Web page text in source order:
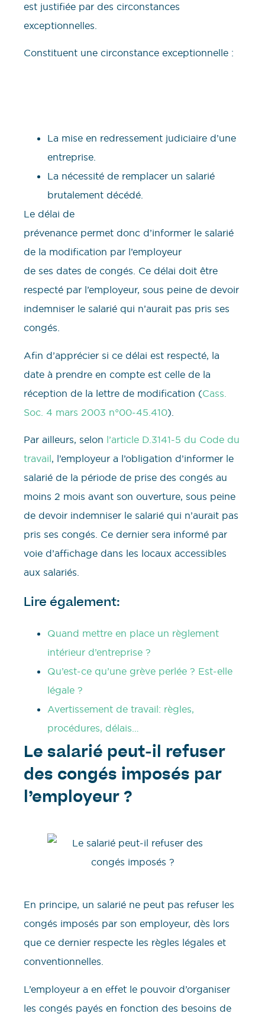
est justifiée par des circonstances
exceptionnelles.
Constituent une circonstance exceptionnelle :
La mise en redressement judiciaire d’une
entreprise.
La nécessité de remplacer un salarié
brutalement décédé.
Le délai de
prévenance permet donc d’informer le salarié
de la modification par l’employeur
de ses dates de congés. Ce délai doit être
respecté par l’employeur, sous peine de devoir
indemniser le salarié qui n’aurait pas pris ses
congés.
Afin d’apprécier si ce délai est respecté, la
date à prendre en compte est celle de la
réception de la lettre de modification (Cass.
Soc. 4 mars 2003 n°00-45.410).
Par ailleurs, selon l’article D.3141-5 du Code du
travail, l’employeur a l’obligation d’informer le
salarié de la période de prise des congés au
moins 2 mois avant son ouverture, sous peine
de devoir indemniser le salarié qui n’aurait pas
pris ses congés. Ce dernier sera informé par
voie d’affichage dans les locaux accessibles
aux salariés.
Lire également:
Quand mettre en place un règlement
intérieur d’entreprise ?
Qu’est-ce qu’une grève perlée ? Est-elle
légale ?
Avertissement de travail: règles,
procédures, délais…
Le salarié peut-il refuser
des congés imposés par
l’employeur ?
En principe, un salarié ne peut pas refuser les
congés imposés par son employeur, dès lors
que ce dernier respecte les règles légales et
conventionnelles.
L’employeur a en effet le pouvoir d’organiser
les congés payés en fonction des besoins de